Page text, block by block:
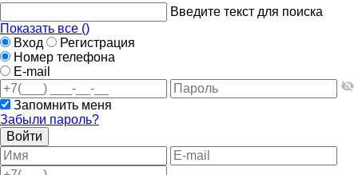
Введите текст для поиска
Показать все ()
Вход
Регистрация
Номер телефона
E-mail
Запомнить меня
Забыли пароль?
Войти